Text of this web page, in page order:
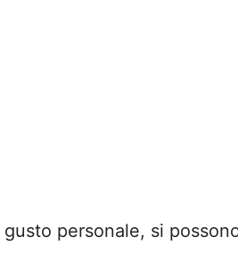
personale, si